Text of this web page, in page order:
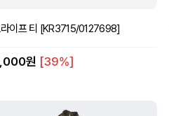
이프 티 [KR3715/0127698]
원 [39%]